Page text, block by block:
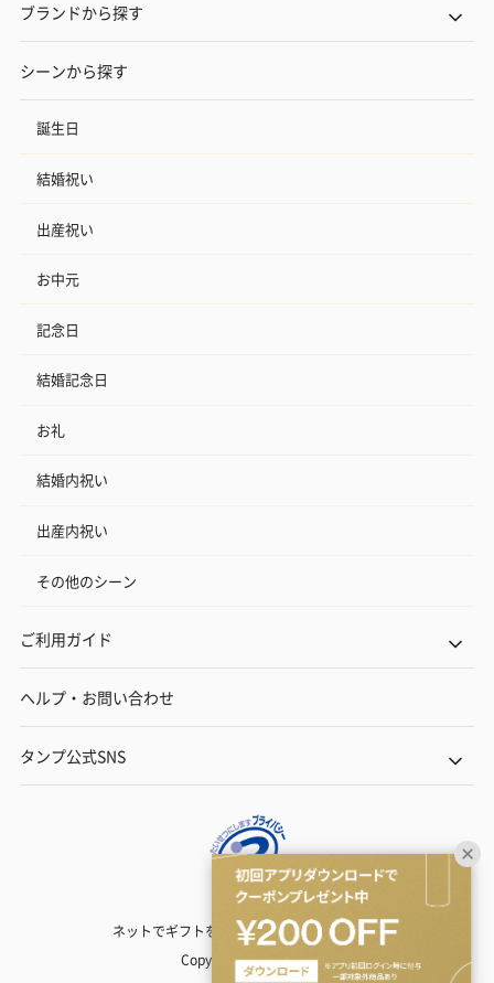
ブランドから探す
シーンから探す
誕生日
結婚祝い
出産祝い
お中元
記念日
結婚記念日
お礼
結婚内祝い
出産内祝い
その他のシーン
ご利用ガイド
ヘルプ・お問い合わせ
タンプ公式SNS
ネットでギフトを贈るなら | TANP（タンプ）
Copyright© TANP Inc.